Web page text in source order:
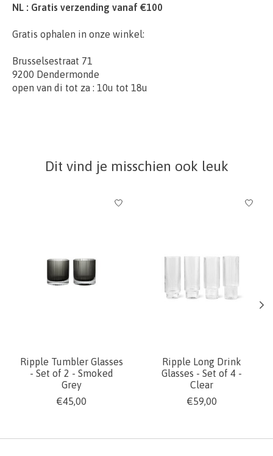
NL : Gratis verzending vanaf €100
Gratis ophalen in onze winkel:
Brusselsestraat 71
9200 Dendermonde
open van di tot za : 10u tot 18u
Dit vind je misschien ook leuk
Items van productcarrousel
Ripple Tumbler Glasses
- Set of 2 - Smoked
Grey
€45,00
Ripple Long Drink
Glasses - Set of 4 -
Clear
€59,00